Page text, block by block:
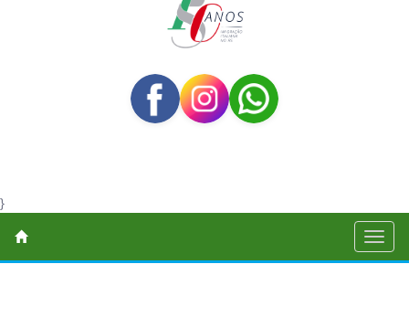
}
Toggle